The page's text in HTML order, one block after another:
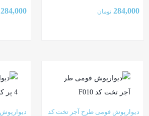
284,000 تومان 284,000
دیوارپوش فومی طرح آجر تخت کد